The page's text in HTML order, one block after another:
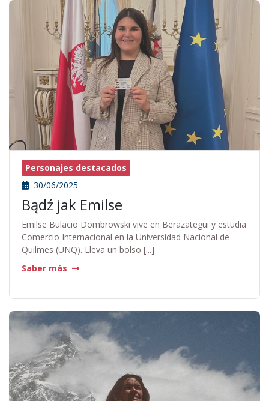
Personajes destacados
30/06/2025
Bądź jak Emilse
Emilse Bulacio Dombrowski vive en Berazategui y estudia
Comercio Internacional en la Universidad Nacional de
Quilmes (UNQ). Lleva un bolso [...]
Saber más